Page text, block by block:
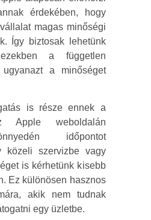
érdekében, hogy
magas minőségi
Így biztosak lehetünk
a független
a minőséget
is része ennek a
Apple weboldalán
időpontot
közeli szervizbe vagy
is kérhetünk kisebb
Ez különösen hasznos
akik nem tudnak
egy üzletbe.